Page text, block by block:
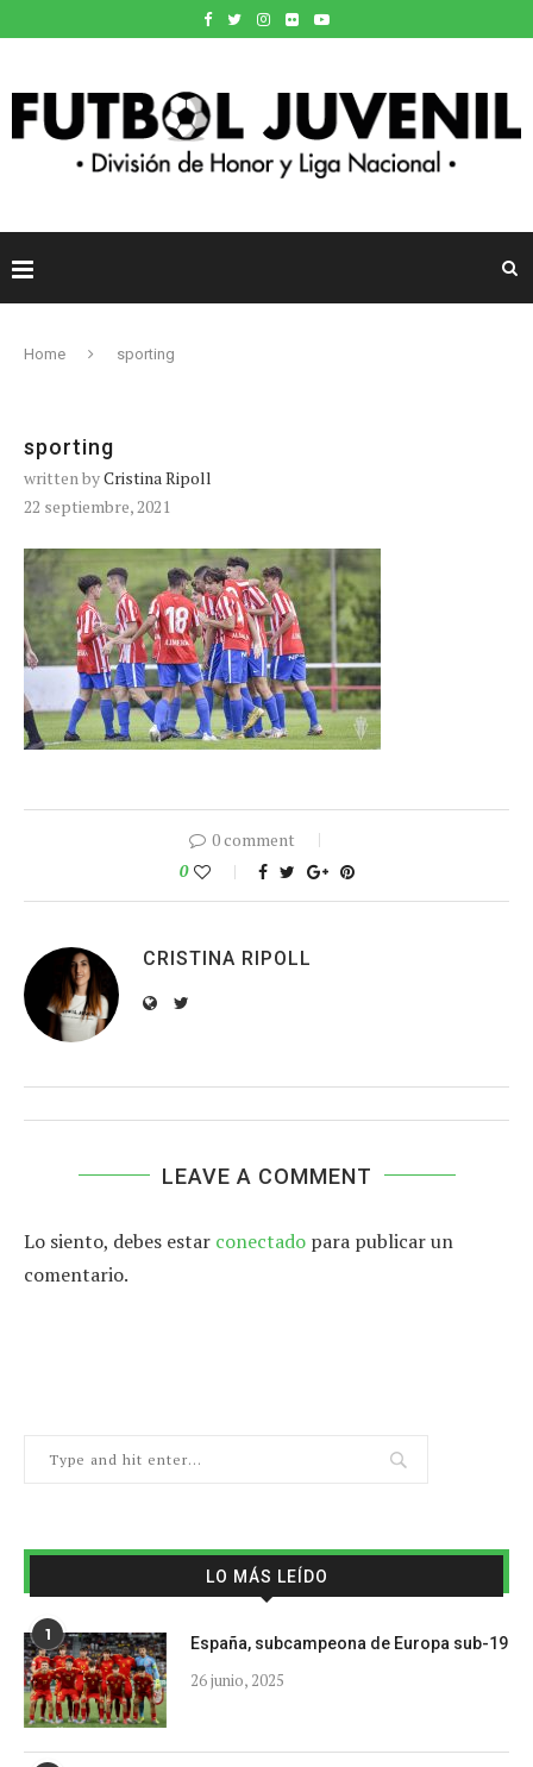
Home sporting
sporting
written byCristina Ripoll
22 septiembre, 2021
0 comment
0
CRISTINA RIPOLL
LEAVE A COMMENT
Lo siento, debes estar conectado para publicar un
comentario.
LO MÁS LEÍDO
1 España, subcampeona de Europa sub-19
26 junio, 2025